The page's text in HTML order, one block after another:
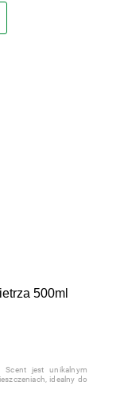
500ml
Scent jest unikalnym
idealny do